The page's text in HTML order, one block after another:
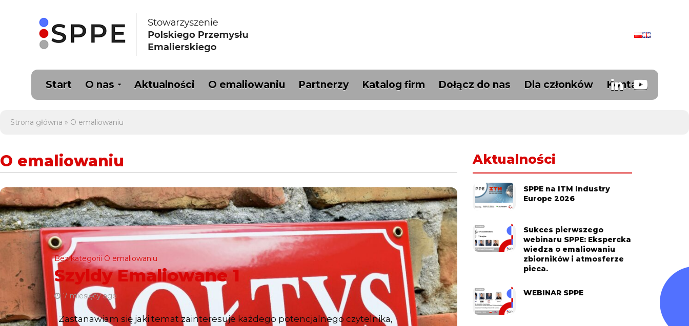
Start O nas Aktualności O emaliowaniu Partnerzy Katalog firm Dołącz do nas Dla członków Kontakt
Strona główna » O emaliowaniu
O emaliowaniu
Bez kategorii•O emaliowaniu
Szyldy Emaliowane 1
7 miesięcy ago
Zastanawiam się jaki temat zainteresuje każdego potencjalnego czytelnika,
Aktualności
SPPE na ITM Industry
Europe 2026
Sukces pierwszego
webinaru SPPE: Ekspercka
wiedza o emaliowaniu
zbiorników i atmosferze
pieca.
WEBINAR SPPE